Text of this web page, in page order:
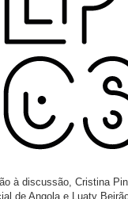
à discussão, Cristina
de Angola e Luaty